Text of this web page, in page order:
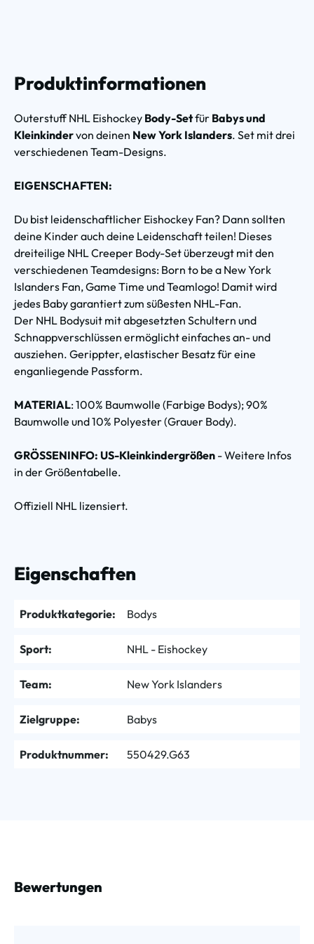
Produktinformationen
Outerstuff NHL Eishockey Body-Setfür Babys und
Kleinkindervon deinen New York Islanders. Set mit drei
verschiedenen Team-Designs.
EIGENSCHAFTEN:
Du bist leidenschaftlicher Eishockey Fan? Dann sollten
deine Kinder auch deine Leidenschaft teilen! Dieses
dreiteilige NHL Creeper Body-Set überzeugt mit den
verschiedenen Teamdesigns: Born to be a New York
Islanders Fan, Game Time und Teamlogo! Damit wird
jedes Baby garantiert zum süßesten NHL-Fan.
Der NHL Bodysuit mit abgesetzten Schultern und
Schnappverschlüssen ermöglicht einfaches an- und
ausziehen. Gerippter, elastischer Besatz für eine
enganliegende Passform.
MATERIAL: 100% Baumwolle (Farbige Bodys); 90%
Baumwolle und 10% Polyester (Grauer Body).
GRÖSSENINFO: US-Kleinkindergrößen - Weitere Infos
in der Größentabelle.
Offiziell NHL lizensiert.
Eigenschaften
Produktkategorie: Bodys
Sport: NHL - Eishockey
Team: New York Islanders
Zielgruppe: Babys
Produktnummer: 550429.G63
Bewertungen